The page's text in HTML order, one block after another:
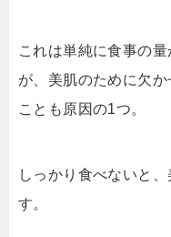
これは単純に食事の
が、美肌のために欠
ことも原因の1つ。
しっかり食べないと
す。